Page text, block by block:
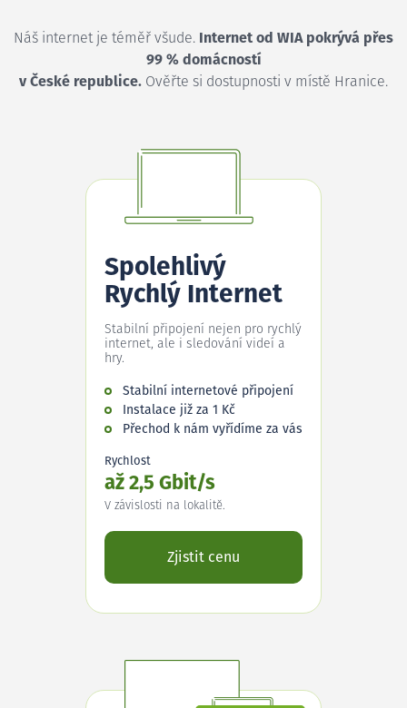
Náš internet je téměř všude. Internet od WIA pokrývá přes
99 % domácností
v České republice. Ověřte si dostupnosti v místě Hranice.
Spolehlivý
Rychlý Internet
Stabilní připojení nejen pro rychlý
internet, ale i sledování videí a
hry.
Stabilní internetové připojení
Instalace již za 1 Kč
Přechod k nám vyřídíme za vás
Rychlost
až 2,5 Gbit/s
V závislosti na lokalitě.
Zjistit cenu